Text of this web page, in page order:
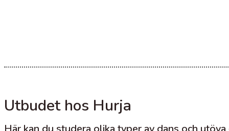
Utbudet hos Hurja